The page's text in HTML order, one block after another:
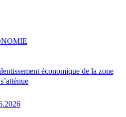
économique de la zone